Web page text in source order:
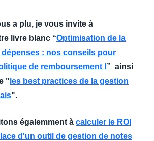
a plu, je vous invite à
livre blanc “Optimisation de la
: nos conseils pour
de remboursement !” ainsi
" les best practices de la gestion
".
égalemment à calculer le ROI
d'un outil de gestion de notes